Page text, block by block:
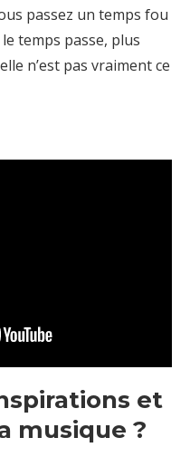
passez un temps fou
temps passe, plus
n’est pas vraiment ce
et
musique ?